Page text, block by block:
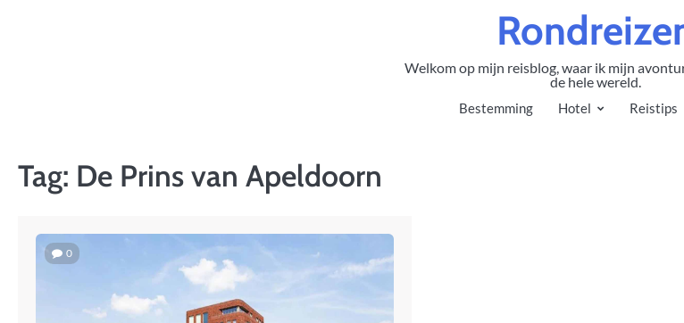
Welkom op mijn reisblog, waar ik mijn
de hele wereld.
Bestemming Hotel Reistips
Tag: De Prins van Apeldoorn
0